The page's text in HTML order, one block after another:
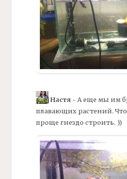
Настя- А еще мы им
плавающих растений.
проще гнездо строить. ))